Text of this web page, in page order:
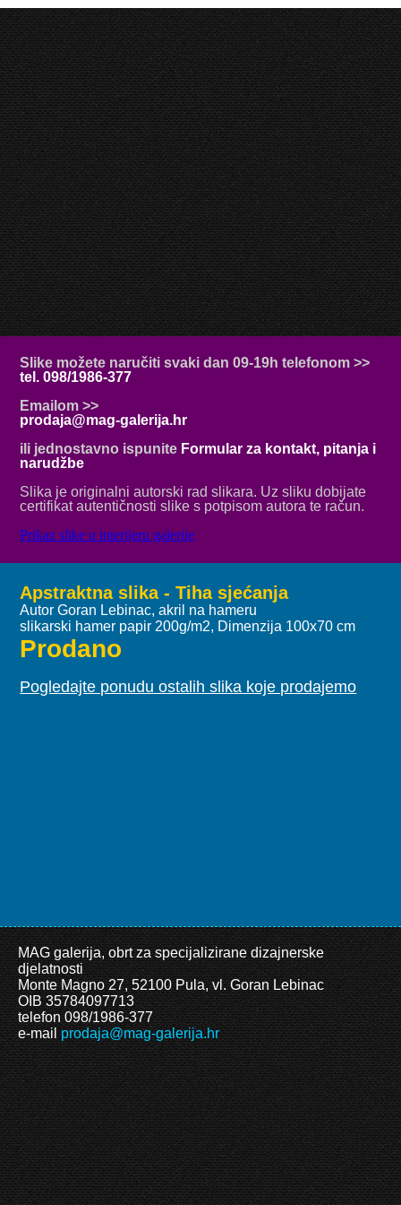
Slike možete naručiti svaki dan 09-19h telefonom >>
tel. 098/1986-377
Emailom >>
prodaja@mag-galerija.hr
ili jednostavno ispunite Formular za kontakt, pitanja i
narudžbe
Slika je originalni autorski rad slikara. Uz sliku dobijate
certifikat autentičnosti slike s potpisom autora te račun.
Prikaz slike u interijeru galerije
Apstraktna slika - Tiha sjećanja
Autor Goran Lebinac, akril na hameru
slikarski hamer papir 200g/m2, Dimenzija 100x70 cm
Prodano
Pogledajte ponudu ostalih slika koje prodajemo
MAG galerija, obrt za specijalizirane dizajnerske
djelatnosti
Monte Magno 27, 52100 Pula, vl. Goran Lebinac
OIB 35784097713
telefon 098/1986-377
e-mailprodaja@mag-galerija.hr